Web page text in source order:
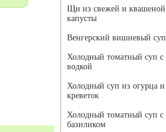
Щи из свежей и квашеной
капусты
Венгерский вишневый суп
Холодный томатный суп с
водкой
Холодный суп из огурца и
креветок
Холодный томатный суп с
базиликом